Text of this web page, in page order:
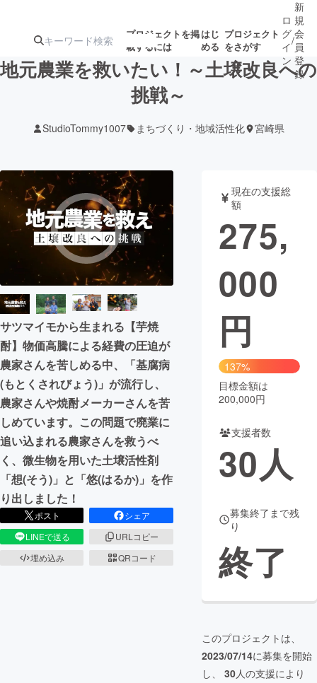
プロジェクトを掲
載するには
はじ
める
プロジェクト
をさがす
ジェクト
ターン
ジェクト
募集終了が近いプ
ロジェクト
もうすぐ公開
されます
アート・写真 音楽
テクノロジー・ガジェット ゲーム・サ
映像・映画
ビジネス・起業
まちづくり・地域活性化
CAMPFIRE for Social Good
CAMPFIRE Creation
CAMPFIREふるさと納税machi-ya コミュニティ
ロ
グ
イ
ン
/
新
規
会
員
登
録
地元農業を救いたい！～土壌改良への
挑戦～
StudioTommy1007 まちづくり・地域活性化 宮崎県
サツマイモから生まれる【芋焼
酎】物価高騰による経費の圧迫が
農家さんを苦しめる中、「基腐病
(もとくされびょう)」が流行し、
農家さんや焼酎メーカーさんを苦
しめています。この問題で廃業に
追い込まれる農家さんを救うべ
く、微生物を用いた土壌活性剤
「想(そう)」と「悠(はるか)」を作
り出しました！
ポスト
シェア
LINEで送る
URLコピー
埋め込み
QRコード
現在の支援総
額
275,
000
円
137%
目標金額は
200,000円
支援者数
30人
募集終了まで残
り
終了
このプロジェクトは、
2023/07/14に募集を開始
し、 30人の支援により